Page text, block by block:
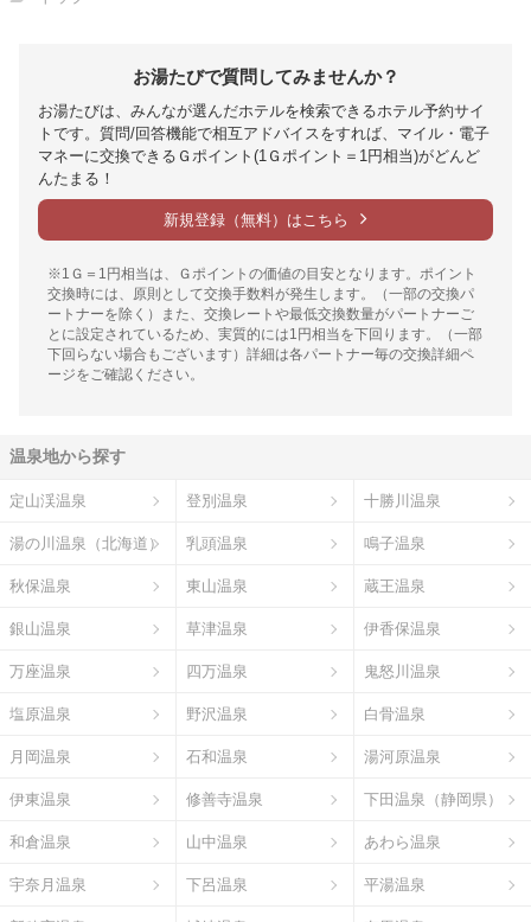
お湯たびで質問してみませんか？
お湯たびは、みんなが選んだホテルを検索できるホテル予約サイ
トです。質問/回答機能で相互アドバイスをすれば、マイル・電子
マネーに交換できるＧポイント(1Ｇポイント＝1円相当)がどんど
んたまる！
新規登録（無料）はこちら
※1Ｇ＝1円相当は、Ｇポイントの価値の目安となります。ポイント
交換時には、原則として交換手数料が発生します。（一部の交換パ
ートナーを除く）また、交換レートや最低交換数量がパートナーご
とに設定されているため、実質的には1円相当を下回ります。（一部
下回らない場合もございます）詳細は各パートナー毎の交換詳細ペ
ージをご確認ください。
温泉地から探す
定山渓温泉 登別温泉 十勝川温泉
湯の川温泉（北海道） 乳頭温泉 鳴子温泉
秋保温泉 東山温泉 蔵王温泉
銀山温泉 草津温泉 伊香保温泉
万座温泉 四万温泉 鬼怒川温泉
塩原温泉 野沢温泉 白骨温泉
月岡温泉 石和温泉 湯河原温泉
伊東温泉 修善寺温泉 下田温泉（静岡県）
和倉温泉 山中温泉 あわら温泉
宇奈月温泉 下呂温泉 平湯温泉